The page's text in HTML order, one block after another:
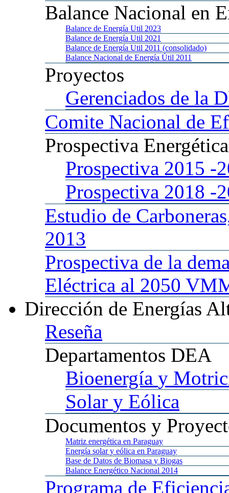
Balance Nacional en
Balance de Energía Util 2023
Balance de Energía Util 2021
Balance de Energía Util 2011 (consolidado)
Balance Nacional de Energía Útil 2011
Proyectos
Gerenciados de la
Comite Nacional de
Prospectiva
Prospectiva 2015 -
Prospectiva 2018 -
Estudio de
2013
Prospectiva de la
Eléctrica al 2050
Dirección de Energías
Reseña
Departamentos DEA
Bioenergía y
Solar y Eólica
Documentos y
Matriz energética en Paraguay
Energía solar y eólica en Paraguay
Base de Datos de Biomasa y Biogas
Balance Energético Nacional 2014
Programa de